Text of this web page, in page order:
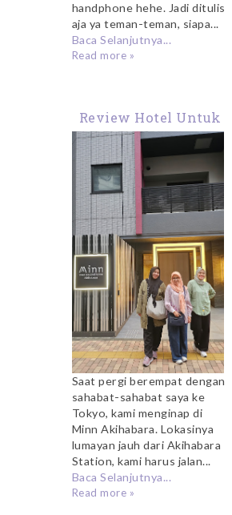
handphone hehe. Jadi ditulis
aja ya teman-teman, siapa...
Baca Selanjutnya...
Read more »
Review Hotel Untuk
Keluarga di Tokyo:
Minn Akihabara
Saat pergi berempat dengan
sahabat-sahabat saya ke
Tokyo, kami menginap di
Minn Akihabara. Lokasinya
lumayan jauh dari Akihabara
Station, kami harus jalan...
Baca Selanjutnya...
Read more »